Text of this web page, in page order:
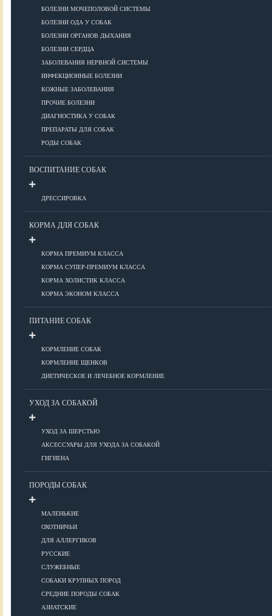
БОЛЕЗНИ МОЧЕПОЛОВОЙ СИСТЕМЫ
БОЛЕЗНИ ОДА У СОБАК
БОЛЕЗНИ ОРГАНОВ ДЫХАНИЯ
БОЛЕЗНИ СЕРДЦА
ЗАБОЛЕВАНИЯ НЕРВНОЙ СИСТЕМЫ
ИНФЕКЦИОННЫЕ БОЛЕЗНИ
КОЖНЫЕ ЗАБОЛЕВАНИЯ
ПРОЧИЕ БОЛЕЗНИ
ДИАГНОСТИКА У СОБАК
ПРЕПАРАТЫ ДЛЯ СОБАК
РОДЫ СОБАК
ВОСПИТАНИЕ СОБАК
ДРЕССИРОВКА
КОРМА ДЛЯ СОБАК
КОРМА ПРЕМИУМ КЛАССА
КОРМА СУПЕР-ПРЕМИУМ КЛАССА
КОРМА ХОЛИСТИК КЛАССА
КОРМА ЭКОНОМ КЛАССА
ПИТАНИЕ СОБАК
КОРМЛЕНИЕ СОБАК
КОРМЛЕНИЕ ЩЕНКОВ
ДИЕТИЧЕСКОЕ И ЛЕЧЕБНОЕ КОРМЛЕНИЕ
УХОД ЗА СОБАКОЙ
УХОД ЗА ШЕРСТЬЮ
АКСЕССУАРЫ ДЛЯ УХОДА ЗА СОБАКОЙ
ГИГИЕНА
ПОРОДЫ СОБАК
МАЛЕНЬКИЕ
ОХОТНИЧЬИ
ДЛЯ АЛЛЕРГИКОВ
РУССКИЕ
СЛУЖЕБНЫЕ
СОБАКИ КРУПНЫХ ПОРОД
СРЕДНИЕ ПОРОДЫ СОБАК
АЗИАТСКИЕ
ПОРОДЫ
Европейские
Короткошерстные
Для аллергиков
Лысые
Русские
Длинношерстные
Рейтинги пород
ВСЕ О СОБАКАХ
ЗДОРОВЬЕ
Болезни глаз
Болезни ЖКТ
Болезни мочеполовой системы
Болезни ОДА
Болезни органов дыхания
Болезни сердца
Заболевания нервной системы
Инфекционные болезни
Кожные заболевания
Прочие болезни
Препараты
ВОСПИТАНИЕ